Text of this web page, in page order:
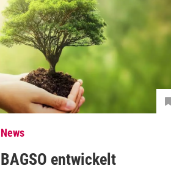
News
BAGSO entwickelt